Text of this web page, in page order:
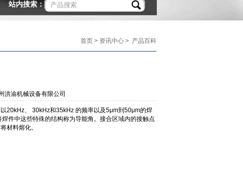
站内搜索：
首页> 资讯中心> 产品百科
洪渝机械设备有限公司
20kHz、
30kHz和35kHz 的频率以及5μm到50μm的焊
件中这些特殊的结构称为导能角。接合区域内的接触点
材料熔化。